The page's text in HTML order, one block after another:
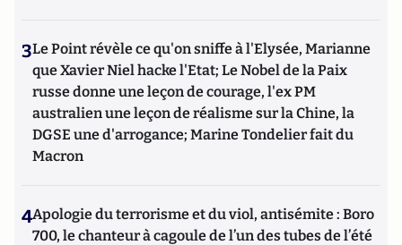
3Le Point révèle ce qu'on sniffe à l'Elysée, Marianne
que Xavier Niel hacke l'Etat; Le Nobel de la Paix
russe donne une leçon de courage, l'ex PM
australien une leçon de réalisme sur la Chine, la
DGSE une d'arrogance; Marine Tondelier fait du
Macron
4Apologie du terrorisme et du viol, antisémite : Boro
700, le chanteur à cagoule de l’un des tubes de l’été